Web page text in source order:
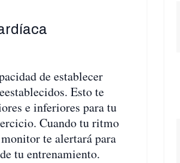
de establecer
Esto te
e inferiores para tu
Cuando tu ritmo
te alertará para
tu entrenamiento.